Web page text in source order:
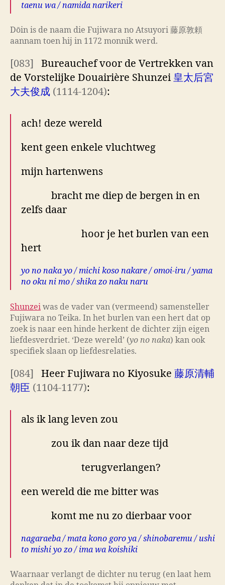
taenu wa / namida narikeri
Dōin is de naam die Fujiwara no Atsuyori 藤原敦頼
aannam toen hij in 1172 monnik werd.
[083] Bureauchef voor de Vertrekken van
de Vorstelijke Douairière Shunzei皇太后宮
大夫俊成 (1114-1204):
ach! deze wereld
kent geen enkele vluchtweg
mijn hartenwens
bracht me diep de bergen in en
zelfs daar
hoor je het burlen van een
hert
yo no naka yo / michi koso nakare / omoi-iru / yama
no oku ni mo / shika zo naku naru
Shunzei was de vader van (vermeend) samensteller
Fujiwara no Teika. In het burlen van een hert dat op
zoek is naar een hinde herkent de dichter zijn eigen
liefdesverdriet. ‘Deze wereld’ (yo no naka) kan ook
specifiek slaan op liefdesrelaties.
[084] Heer Fujiwara no Kiyosuke 藤原清輔
朝臣 (1104-1177):
als ik lang leven zou
zou ik dan naar deze tijd
terugverlangen?
een wereld die me bitter was
komt me nu zo dierbaar voor
nagaraeba / mata kono goro ya / shinobaremu / ushi
to mishi yo zo / ima wa koishiki
Waarnaar verlangt de dichter nu terug (en laat hem